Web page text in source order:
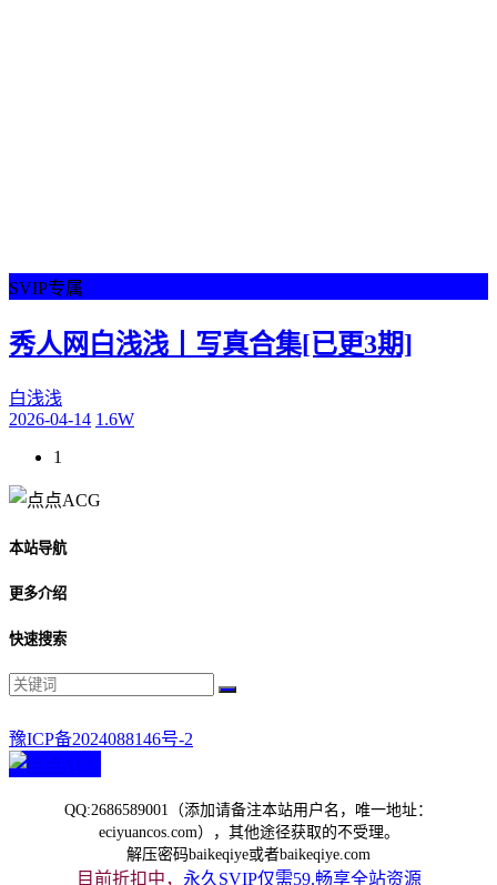
SVIP专属
秀人网白浅浅丨写真合集[已更3期]
白浅浅
2026-04-14 1.6W
1
本站导航
更多介绍
快速搜索
豫ICP备2024088146号-2
QQ:2686589001（添加请备注本站用户名，唯一地址：
eciyuancos.com），其他途径获取的不受理。
解压密码baikeqiye或者baikeqiye.com
目前折扣中， 永久SVIP仅需59,畅享全站资源